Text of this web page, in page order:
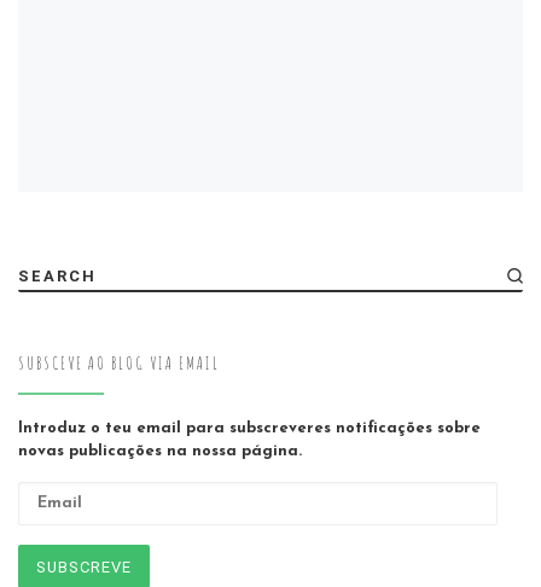
SEARCH
SUBSCEVE AO BLOG VIA EMAIL
Introduz o teu email para subscreveres notificações sobre
novas publicações na nossa página.
SUBSCREVE